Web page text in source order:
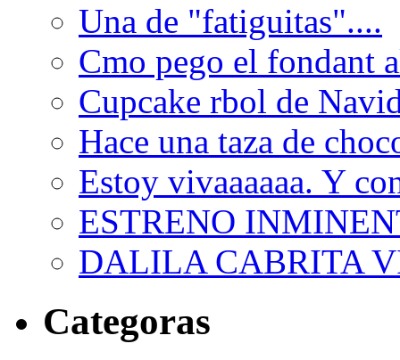
Una de "fatiguitas"....
Cmo pego el fondant
Cupcake rbol de
Hace una taza de
Estoy vivaaaaaa. Y
ESTRENO
DALILA CABRITA
Categoras